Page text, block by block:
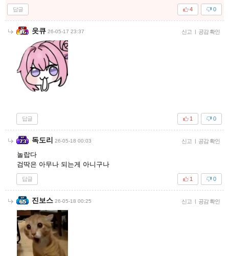
답글 0
4
읏큐 26-05-17 23:37 신고 | 공감 확인
답글 0
1
독도리 26-05-18 00:03 신고 | 공감 확인
놀랍다
검딱은 아무나 되는게 아니구나
답글 0
1
진보스 26-05-18 00:25 신고 | 공감 확인